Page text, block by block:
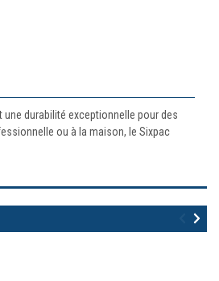
durabilité exceptionnelle pour des
ou à la maison, le Sixpac